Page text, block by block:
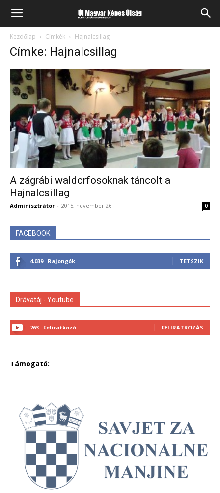
Kezdőlap Címkék Hajnalcsillag
Címke: Hajnalcsillag
A zágrábi waldorfosoknak táncolt a
Hajnalcsillag
Adminisztrátor - 2015, november 26. 0
FACEBOOK
4,039 Rajongók TETSZIK
Drávatáj - Youtube
763 Feliratkozó FELIRATKOZÁS
Támogató: